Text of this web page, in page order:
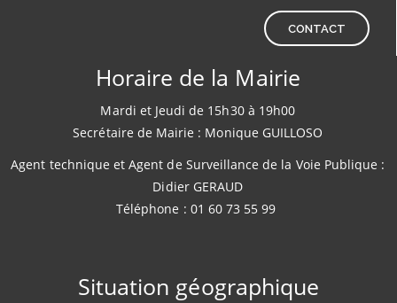
CONTACT
Horaire de la Mairie
Mardi et Jeudi de 15h30 à 19h00
Secrétaire de Mairie : Monique GUILLOSO
Agent technique et Agent de Surveillance de la Voie Publique :
Didier GERAUD
Téléphone : 01 60 73 55 99
Situation géographique